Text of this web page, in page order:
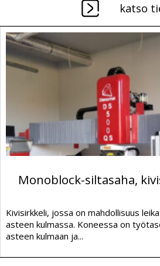
katso
Monoblock-siltasaha,
Kivisirkkeli, jossa on mahdollisuus
asteen kulmassa. Koneessa on
asteen kulmaan ja...